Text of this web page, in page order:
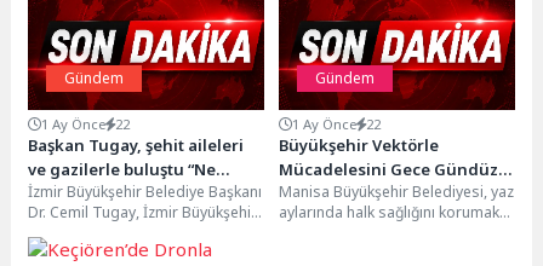
Gündem
1 Ay Önce 22
Başkan Tugay, şehit aileleri
ve gazilerle buluştu “Ne
yaparsak yapalım hakkınız
ödenmez”
İzmir Büyükşehir Belediye Başkanı
Dr. Cemil Tugay, İzmir Büyükşehir
Belediyesi'nin düzenlediği
Ödemiş gezisine katılan şehit...
Gündem
1 Ay Önce 22
Büyükşehir Vektörle
Mücadelesini Gece Gündüz
Sürdürüyor
Manisa Büyükşehir Belediyesi, yaz
aylarında halk sağlığını korumak